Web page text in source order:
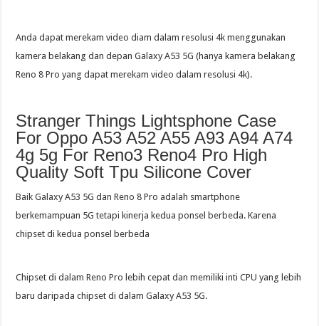
Anda dapat merekam video diam dalam resolusi 4k menggunakan
kamera belakang dan depan Galaxy A53 5G (hanya kamera belakang
Reno 8 Pro yang dapat merekam video dalam resolusi 4k).
Stranger Things Lightsphone Case
For Oppo A53 A52 A55 A93 A94 A74
4g 5g For Reno3 Reno4 Pro High
Quality Soft Tpu Silicone Cover
Baik Galaxy A53 5G dan Reno 8 Pro adalah smartphone
berkemampuan 5G tetapi kinerja kedua ponsel berbeda. Karena
chipset di kedua ponsel berbeda
Chipset di dalam Reno Pro lebih cepat dan memiliki inti CPU yang lebih
baru daripada chipset di dalam Galaxy A53 5G.